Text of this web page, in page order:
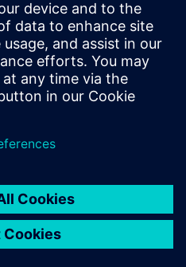
prekidačima napajanja
za certificiranjem
ima potrebnu brzinu za
sljedeće